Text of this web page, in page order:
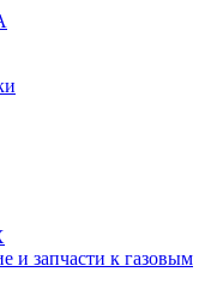
и запчасти к газовым